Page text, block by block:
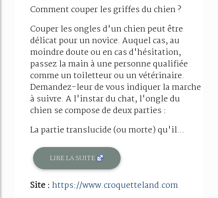
Comment couper les griffes du chien ?
Couper les ongles d'un chien peut être
délicat pour un novice. Auquel cas, au
moindre doute ou en cas d'hésitation,
passez la main à une personne qualifiée
comme un toiletteur ou un vétérinaire.
Demandez-leur de vous indiquer la marche
à suivre. A l'instar du chat, l'ongle du
chien se compose de deux parties :
La partie translucide (ou morte) qu'il...
LIRE LA SUITE
Site : https://www.croquetteland.com